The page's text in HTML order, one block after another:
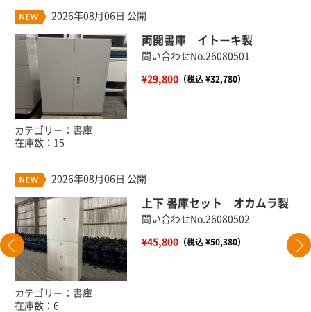
2026年08月06日 公開
両開書庫 イトーキ製
問い合わせNo.26080501
¥29,800（税込 ¥32,780）
カテゴリー：書庫
在庫数：15
2026年08月06日 公開
上下 書庫セット オカムラ製
問い合わせNo.26080502
¥45,800（税込 ¥50,380）
カテゴリー：書庫
在庫数：6